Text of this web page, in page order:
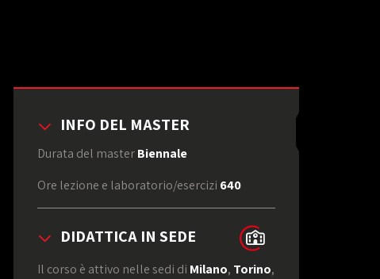
INFO DEL MASTER
Durata del masterBiennale
Ore lezione e laboratorio/esercizi 640
DIDATTICA IN SEDE
Il corso è attivo nelle sedi di Milano, Torino,